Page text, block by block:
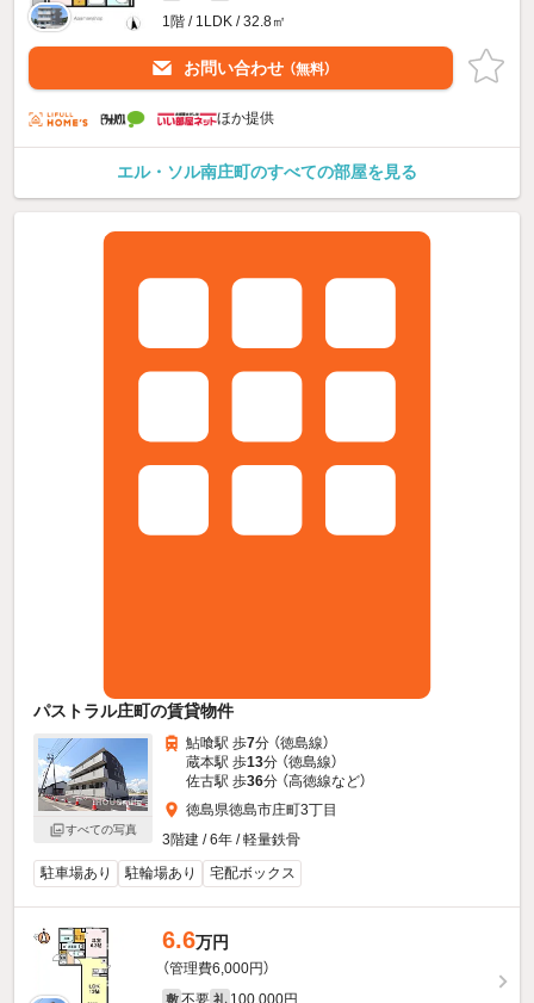
1階 / 1LDK / 32.8㎡
お問い合わせ （無料）
ほか提供
エル・ソル南庄町のすべての部屋を見る
パストラル庄町の賃貸物件
すべての写真
鮎喰駅 歩7分 （徳島線）
蔵本駅 歩13分 （徳島線）
佐古駅 歩36分 （高徳線など）
徳島県徳島市庄町3丁目
3階建 / 6年 / 軽量鉄骨
駐車場あり
駐輪場あり 宅配ボックス
6.6万円
（管理費6,000円）
敷 礼